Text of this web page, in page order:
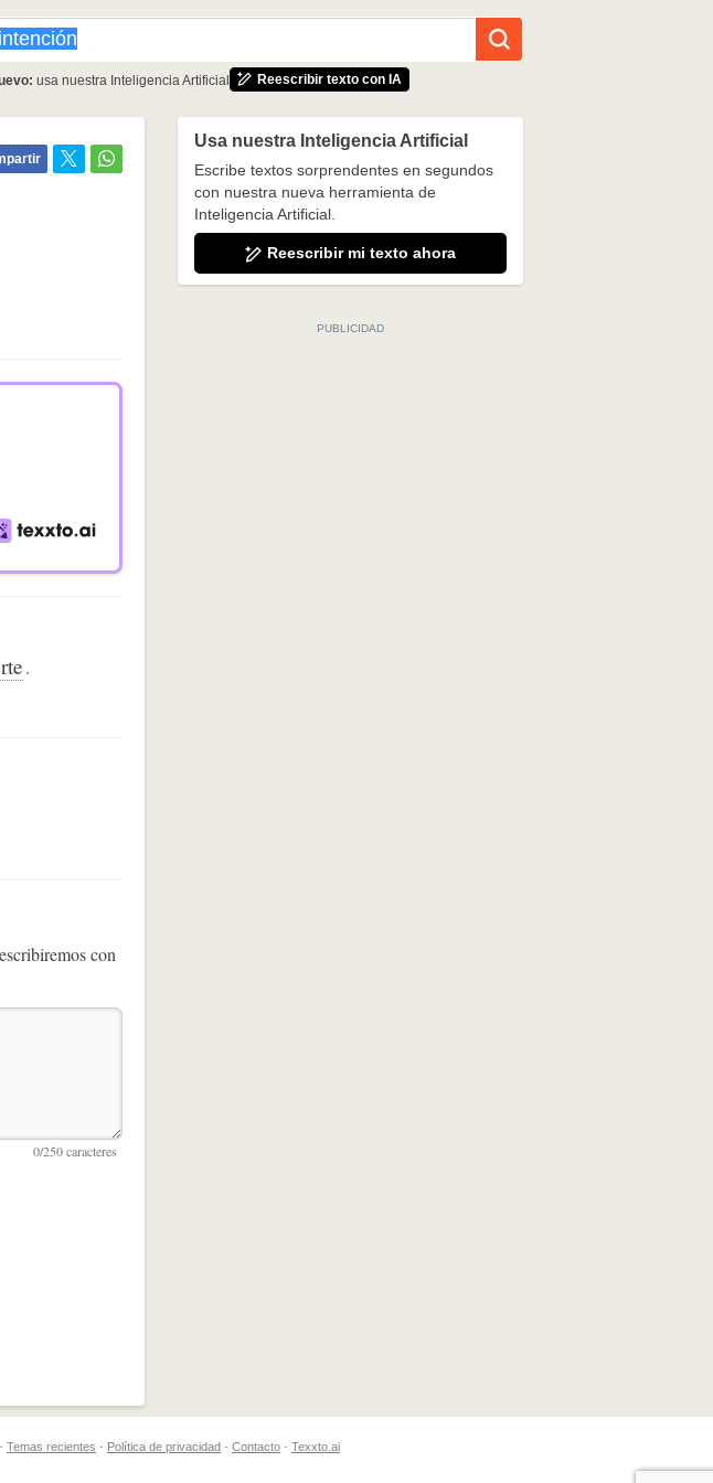
usa nuestra Inteligencia Artificial Reescribir texto con IA
.
con
Usa nuestra Inteligencia Artificial
Escribe textos sorprendentes en segundos
con nuestra nueva herramienta de
Inteligencia Artificial.
Reescribir mi texto ahora
· Temas recientes · Política de privacidad · Contacto · Texxto.ai